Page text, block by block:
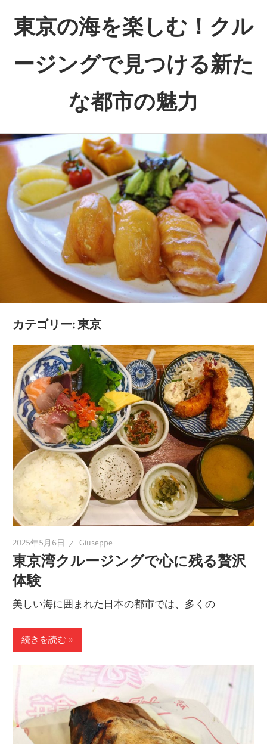
ッ
東京の海を楽しむ！クル
ージングで見つける新た
な都市の魅力
京
の
海
面
か
ら
見
る、
都
市
景
観
を
体
験
し
よ
う！
カテゴリー:東京
2025年5月6日 Giuseppe
東京湾クルージングで心に残る贅沢
体験
美しい海に囲まれた日本の都市では、多くの
続きを読む